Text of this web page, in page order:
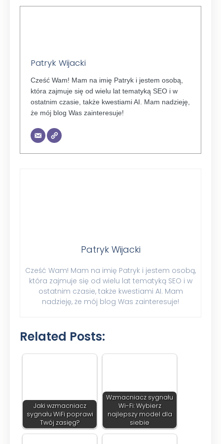
Patryk Wijacki
Cześć Wam! Mam na imię Patryk i jestem osobą,
która zajmuje się od wielu lat tematyką SEO i w
ostatnim czasie, także kwestiami AI. Mam nadzieję,
że mój blog Was zainteresuje!
Patryk Wijacki
Cześć Wam! Mam na imię Patryk i jestem osobą,
która zajmuje się od wielu lat tematyką SEO i w
ostatnim czasie, także kwestiami AI. Mam
nadzieję, że mój blog Was zainteresuje!
Related Posts:
Jaki wzmacniacz
sygnału WiFi poprawi
Twój zasięg?
Wzmacniacz sygnału
Wi-Fi: Wybierz
najlepszy model dla
siebie